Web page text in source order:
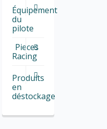
Équipement
du
pilote
Pieces
Racing
Produits
en
déstockage